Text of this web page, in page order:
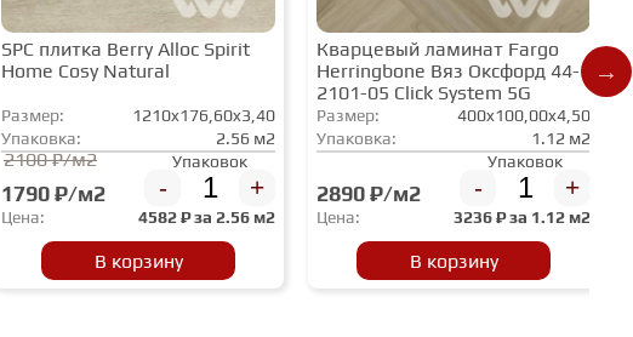
SPC плитка Berry Alloc Spirit
Home Cosy Natural
Размер:
1210x176,60x3,40
Упаковка:
2.56 м2
2100 ₽/м2
1790 ₽/м2
Упаковок
- +
Цена: 4582₽ за 2.56 м2
В корзину
Кварцевый ламинат Fargo
Herringbone Вяз Оксфорд 44-
2101-05 Click System 5G
Размер:
400x100,00x4,50
Упаковка:
1.12 м2
2890 ₽/м2
Упаковок
- +
Цена: 3236₽ за 1.12 м2
В корзину